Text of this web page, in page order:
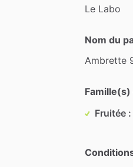
Le Labo
Nom du
Ambrette
Fruitée